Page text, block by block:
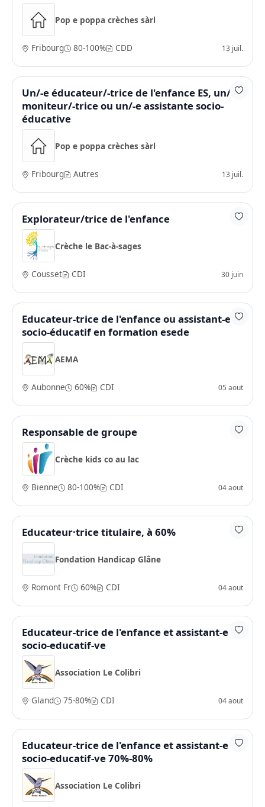
Pop e poppa crèches sàrl
Fribourg 80-100% CDD 13 juil.
Un/-e éducateur/-trice de l'enfance ES, un/-e
moniteur/-trice ou un/-e assistante socio-
éducative
Pop e poppa crèches sàrl
Fribourg Autres 13 juil.
Explorateur/trice de l'enfance
Crèche le Bac-à-sages
Cousset CDI 30 juin
Educateur-trice de l'enfance ou assistant-e
socio-éducatif en formation esede
AEMA
Aubonne 60% CDI 05 aout
Responsable de groupe
Crèche kids co au lac
Bienne 80-100% CDI 04 aout
Educateur·trice titulaire, à 60%
Fondation Handicap Glâne
Romont Fr 60% CDI 04 aout
Educateur-trice de l'enfance et assistant-e
socio-educatif-ve
Association Le Colibri
Gland 75-80% CDI 04 aout
Educateur-trice de l'enfance et assistant-e
socio-educatif-ve 70%-80%
Association Le Colibri